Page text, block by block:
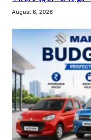
August 6, 2026